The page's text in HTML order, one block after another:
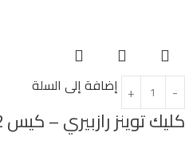
إضافة إلى السلة
كليك توينز رازبيري – كيس 2 شفرة